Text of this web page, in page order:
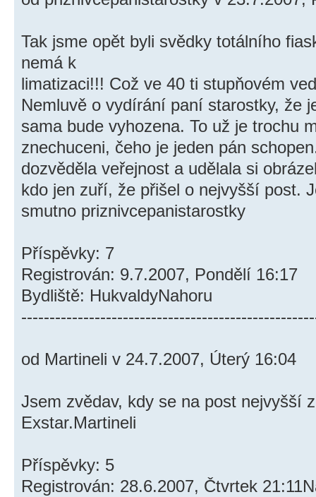
Tak jsme opět byli svědky totálního
nemá k
limatizaci!!! Což ve 40 ti stupňovém
Nemluvě o vydírání paní starostky, že
sama bude vyhozena. To už je trochu
znechuceni, čeho je jeden pán
dozvěděla veřejnost a udělala si
kdo jen zuří, že přišel o nejvyšší post.
smutno priznivcepanistarostky
Příspěvky: 7
Registrován: 9.7.2007, Pondělí 16:17
Bydliště: HukvaldyNahoru
od Martineli v 24.7.2007, Úterý 16:04
Jsem zvědav, kdy se na post nejvyšší
Exstar.Martineli
Příspěvky: 5
Registrován: 28.6.2007, Čtvrtek